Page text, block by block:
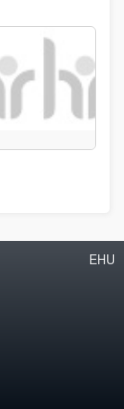
EHU